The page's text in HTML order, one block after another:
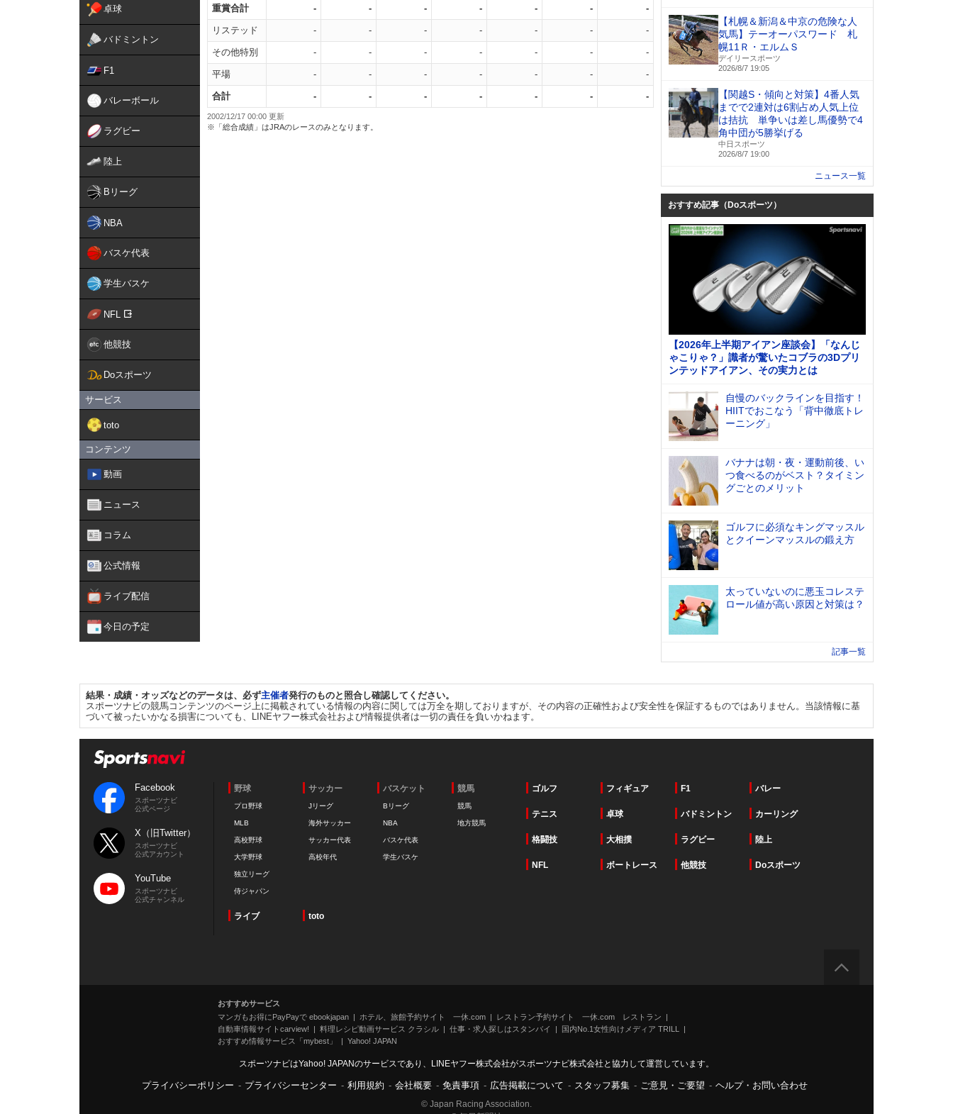
卓球
バドミントン
F1
バレーボール
ラグビー
陸上
Bリーグ
NBA
バスケ代表
学生バスケ
NFL
他競技
Doスポーツ
サービス
toto
コンテンツ
動画
ニュース
コラム
公式情報
ライブ配信
今日の予定
重賞合計 - - - - - - -
リステッド - - - - - - -
その他特別 - - - - - - -
平場 - - - - - - -
合計 - - - - - - -
2002/12/17 00:00 更新
※「総合成績」はJRAのレースのみとなります。
【札幌＆新潟＆中京の危険な人
気馬】テーオーパスワード 札
幌11Ｒ・エルムＳ
デイリースポーツ
2026/8/7 19:05
【関越S・傾向と対策】4番人気
までで2連対は6割占め人気上位
は拮抗 単争いは差し馬優勢で4
角中団が5勝挙げる
中日スポーツ
2026/8/7 19:00
ニュース一覧
おすすめ記事（Doスポーツ）
【2026年上半期アイアン座談会】「なんじ
ゃこりゃ？」識者が驚いたコブラの3Dプリ
ンテッドアイアン、その実力とは
自慢のバックラインを目指す！
HIITでおこなう「背中徹底トレ
ーニング」
バナナは朝・夜・運動前後、い
つ食べるのがベスト？タイミン
グごとのメリット
ゴルフに必須なキングマッスル
とクイーンマッスルの鍛え方
太っていないのに悪玉コレステ
ロール値が高い原因と対策は？
記事一覧
結果・成績・オッズなどのデータは、必ず主催者発行のものと照合し確認してください。
スポーツナビの競馬コンテンツのページ上に掲載されている情報の内容に関しては万全を期しておりますが、その内容の正確性および安全性を保証するものではありません。当該情報に基
づいて被ったいかなる損害についても、LINEヤフー株式会社および情報提供者は一切の責任を負いかねます。
Facebook
スポーツナビ
公式ページ
X（旧Twitter）
スポーツナビ
公式アカウント
YouTube
スポーツナビ
公式チャンネル
野球
プロ野球
MLB
高校野球
大学野球
独立リーグ
侍ジャパン
サッカー
Jリーグ
海外サッカー
サッカー代表
高校年代
バスケット
Bリーグ
NBA
バスケ代表
学生バスケ
競馬
競馬
地方競馬
ゴルフ フィギュア F1 バレー
テニス 卓球 バドミントン カーリング
格闘技 大相撲 ラグビー 陸上
NFL ボートレース 他競技 Doスポーツ
ライブ toto
おすすめサービス
マンガもお得にPayPayで ebookjapan
ホテル、旅館予約サイト 一休.com
レストラン予約サイト 一休.com レストラン
自動車情報サイトcarview!
料理レシピ動画サービス クラシル 仕事・求人探しはスタンバイ
国内No.1女性向けメディア TRILL
おすすめ情報サービス「mybest」
Yahoo! JAPAN
スポーツナビはYahoo! JAPANのサービスであり、LINEヤフー株式会社がスポーツナビ株式会社と協力して運営しています。
プライバシーポリシー - プライバシーセンター - 利用規約 - 会社概要 - 免責事項 - 広告掲載について - スタッフ募集 - ご意見・ご要望 - ヘルプ・お問い合わせ
© Japan Racing Association.